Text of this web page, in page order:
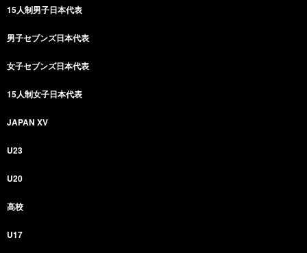
15人制男子日本代表
男子セブンズ日本代表
女子セブンズ日本代表
15人制女子日本代表
JAPAN XV
U23
U20
高校
U17